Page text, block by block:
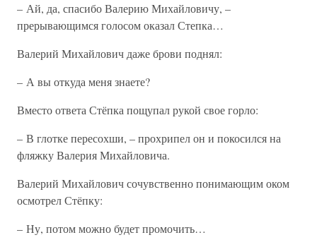
– Ай, да, спасибо Валерию Михайловичу, –
прерывающимся голосом оказал Степка…
Валерий Михайлович даже брови поднял:
– А вы откуда меня знаете?
Вместо ответа Стёпка пощупал рукой свое горло:
– В глотке пересохши, – прохрипел он и покосился на
фляжку Валерия Михайловича.
Валерий Михайлович сочувственно понимающим оком
осмотрел Стёпку:
– Ну, потом можно будет промочить…